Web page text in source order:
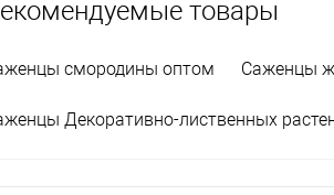
товары
смородины оптом Саженцы
Декоративно-лиственных